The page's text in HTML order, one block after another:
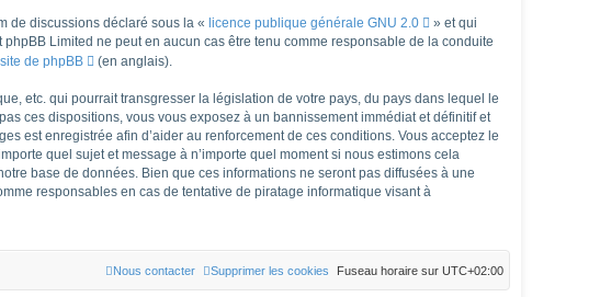
de discussions déclaré sous la « licence publique générale GNU 2.0
» et qui
Limited ne peut en aucun cas être tenu comme responsable de la conduite
de phpBB (en anglais).
etc. qui pourrait transgresser la législation de votre pays, du pays dans lequel le
ces dispositions, vous vous exposez à un bannissement immédiat et définitif et
est enregistrée afin d’aider au renforcement de ces conditions. Vous acceptez le
quel sujet et message à n’importe quel moment si nous estimons cela
base de données. Bien que ces informations ne seront pas diffusées à une
responsables en cas de tentative de piratage informatique visant à
Fuseau horaire sur UTC+02:00
Supprimer les cookies
Nous contacter